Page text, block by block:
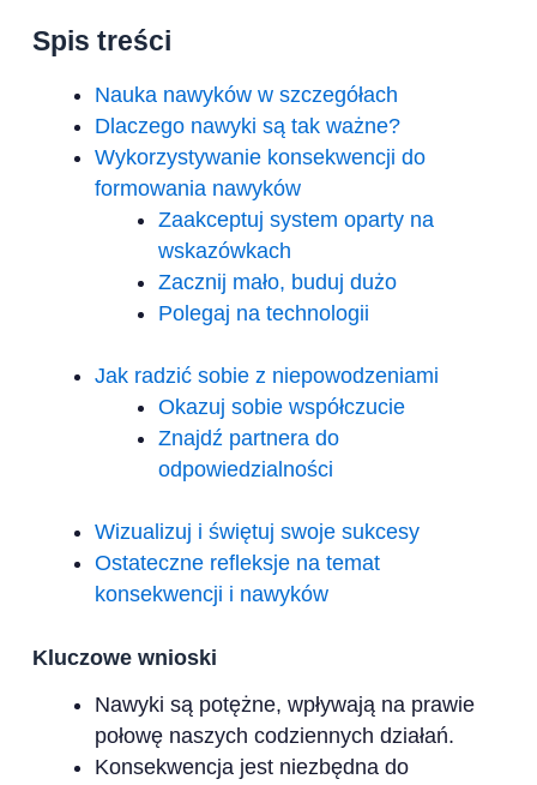
Spis treści
Nauka nawyków w szczegółach
Dlaczego nawyki są tak ważne?
Wykorzystywanie konsekwencji do
formowania nawyków
Zaakceptuj system oparty na
wskazówkach
Zacznij mało, buduj dużo
Polegaj na technologii
Jak radzić sobie z niepowodzeniami
Okazuj sobie współczucie
Znajdź partnera do
odpowiedzialności
Wizualizuj i świętuj swoje sukcesy
Ostateczne refleksje na temat
konsekwencji i nawyków
Kluczowe wnioski
Nawyki są potężne, wpływają na prawie
połowę naszych codziennych działań.
Konsekwencja jest niezbędna do